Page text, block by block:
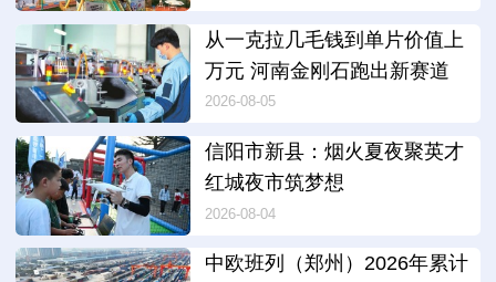
从一克拉几毛钱到单片价值上
万元 河南金刚石跑出新赛道
2026-08-05
信阳市新县：烟火夏夜聚英才
红城夜市筑梦想
2026-08-04
中欧班列（郑州）2026年累计